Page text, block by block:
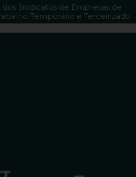
Sindicatos de Empresas de
Temporário e Terceirizado